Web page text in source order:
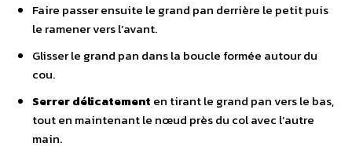
Faire passer ensuite le grand pan derrière le petit puis
le ramener vers l’avant.
Glisser le grand pan dans la boucle formée autour du
cou.
Serrer délicatement en tirant le grand pan vers le bas,
tout en maintenant le nœud près du col avec l’autre
main.